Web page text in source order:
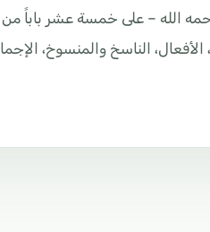
الله – على خمسة عشر باباً
الناسخ والمنسوخ،